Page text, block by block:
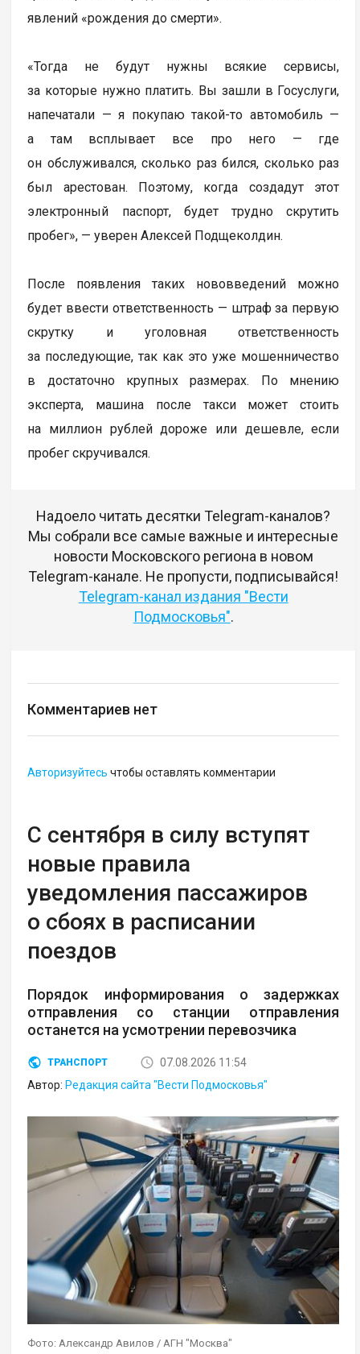
явлений «рождения до смерти».
«Тогда не будут нужны всякие сервисы,
за которые нужно платить. Вы зашли в Госуслуги,
напечатали — я покупаю такой-то автомобиль —
а там всплывает все про него — где
он обслуживался, сколько раз бился, сколько раз
был арестован. Поэтому, когда создадут этот
электронный паспорт, будет трудно скрутить
пробег», — уверен Алексей Подщеколдин.
После появления таких нововведений можно
будет ввести ответственность — штраф за первую
скрутку и уголовная ответственность
за последующие, так как это уже мошенничество
в достаточно крупных размерах. По мнению
эксперта, машина после такси может стоить
на миллион рублей дороже или дешевле, если
пробег скручивался.
Надоело читать десятки Telegram-каналов?
Мы собрали все самые важные и интересные
новости Московского региона в новом
Telegram-канале. Не пропусти, подписывайся!
Telegram-канал издания "Вести
Подмосковья".
Комментариев нет
Авторизуйтесь чтобы оставлять комментарии
С сентября в силу вступят
новые правила
уведомления пассажиров
о сбоях в расписании
поездов
Порядок информирования о задержках
отправления со станции отправления
останется на усмотрении перевозчика
ТРАНСПОРТ
07.08.2026 11:54
Автор: Редакция сайта "Вести Подмосковья"
Фото: Александр Авилов / АГН "Москва"